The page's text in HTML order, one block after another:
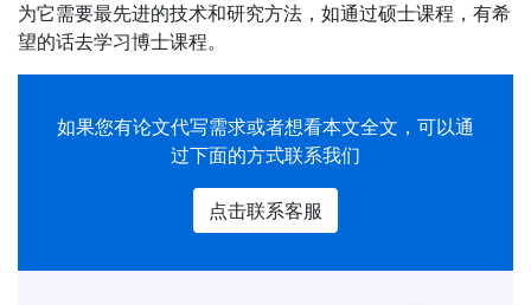
为它需要最先进的技术和研究方法，如通过硕士课程，有希
望的话去学习博士课程。
如果您有论文代写需求或者想看本文全文，可以通
过下面的方式联系我们
点击联系客服